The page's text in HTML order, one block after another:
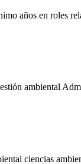
años en roles
ambiental
ciencias